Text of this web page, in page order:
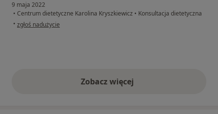
9 maja 2022
• Centrum dietetyczne Karolina Kryszkiewicz • Konsultacja dietetyczna
• w opinii użytkownika M.
zgłoś nadużycie
Zobacz więcejopinie powyżej